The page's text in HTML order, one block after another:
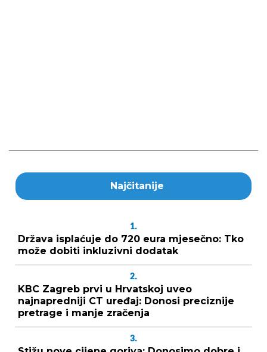
Najčitanije
1.
Država isplaćuje do 720 eura mjesečno: Tko
može dobiti inkluzivni dodatak
2.
KBC Zagreb prvi u Hrvatskoj uveo
najnapredniji CT uređaj: Donosi preciznije
pretrage i manje zračenja
3.